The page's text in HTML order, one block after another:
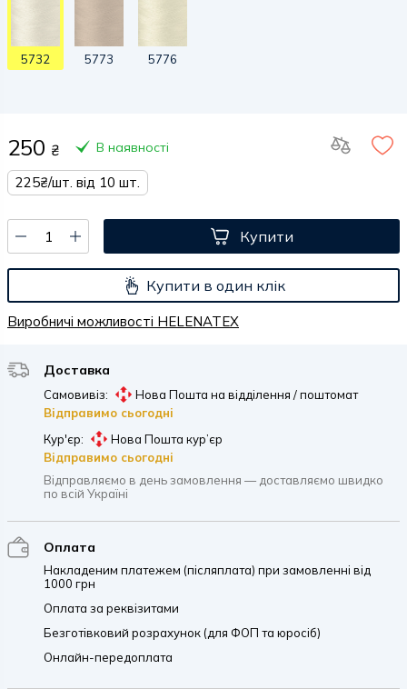
5732 5773 5776
250 ₴ В наявності
225₴/шт. від 10 шт.
Купити
Купити в один клік
Виробничі можливості HELENATEX
Доставка
Самовивіз:
Нова Пошта на відділення / поштомат
Відправимо сьогодні
Кур'єр:
Нова Пошта кур’єр
Відправимо сьогодні
Відправляємо в день замовлення — доставляємо швидко
по всій Україні
Оплата
Накладеним платежем (післяплата) при замовленні від
1000 грн
Оплата за реквізитами
Безготівковий розрахунок (для ФОП та юросіб)
Онлайн-передоплата